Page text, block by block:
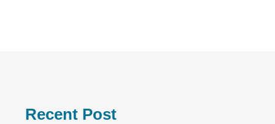
Recent Post